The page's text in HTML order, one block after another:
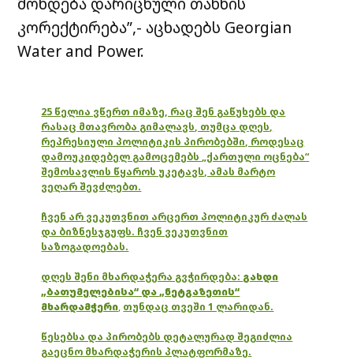
კორექტირება”,- აცხადებს Georgian
Water and Power.
25 წელია ვწერთ იმაზე, რაც შენ გაწუხებს და
რასაც მთავრობა გიმალავს, თუმცა დღეს,
რეპრესიული პოლიტიკის პირობებში, როდესაც
დამოუკიდებელ გამოცემებს „ქართული ოცნება“
შემოსავლის წყაროს უკეტავს, ამას მარტო
ვეღარ შევძლებთ.
ჩვენ არ ვეკუთვნით არცერთ პოლიტიკურ ძალას
და ბიზნესჯგუფს. ჩვენ ვეკუთვნით
საზოგადოებას.
დღეს შენი მხარდაჭერა გვჭირდება: გახდი
„ბათუმელებისა“ და „ნეტგაზეთის“
მხარდამჭერი, თუნდაც თვეში 1 ლარიდან.
წესებსა და პირობებს დეტალურად შეგიძლია
გაეცნო მხარდაჭერის პლატფორმაზე.